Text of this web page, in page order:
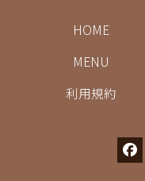
HOME
MENU
利用規約